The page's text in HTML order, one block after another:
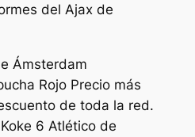
del Ajax de
Ámsterdam
Rojo Precio más
de toda la red.
6 Atlético de